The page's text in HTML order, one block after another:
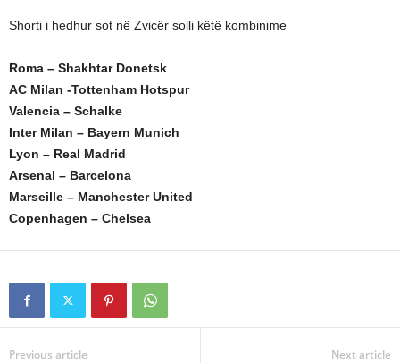
Shorti i hedhur sot në Zvicër solli këtë kombinime
Roma – Shakhtar Donetsk
AC Milan -Tottenham Hotspur
Valencia – Schalke
Inter Milan – Bayern Munich
Lyon – Real Madrid
Arsenal – Barcelona
Marseille – Manchester United
Copenhagen – Chelsea
Previous article Next article